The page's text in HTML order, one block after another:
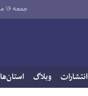
جمعه ۱۶ مرداد ۱۴۰۵
انتشارات وبلاگ استان‌ها